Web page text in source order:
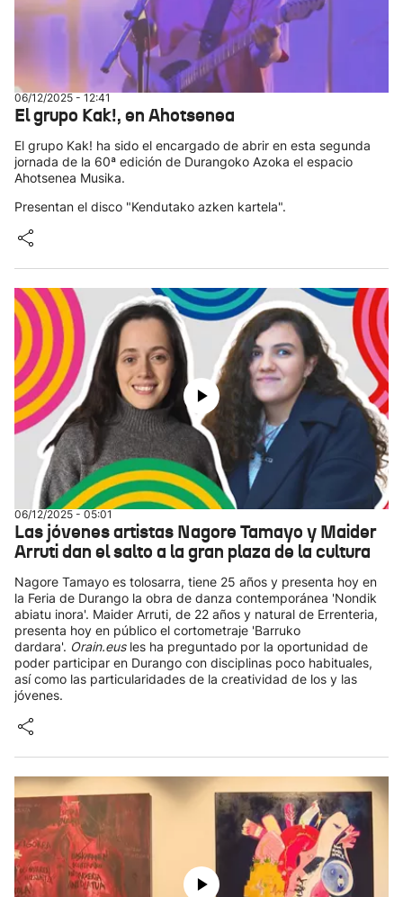
06/12/2025 - 12:41
El grupo Kak!, en Ahotsenea
El grupo Kak! ha sido el encargado de abrir en esta segunda
jornada de la 60ª edición de Durangoko Azoka el espacio
Ahotsenea Musika.
Presentan el disco "Kendutako azken kartela".
06/12/2025 - 05:01
Las jóvenes artistas Nagore Tamayo y Maider
Arruti dan el salto a la gran plaza de la cultura
Nagore Tamayo es tolosarra, tiene 25 años y presenta hoy en
la Feria de Durango la obra de danza contemporánea 'Nondik
abiatu inora'. Maider Arruti, de 22 años y natural de Errenteria,
presenta hoy en público el cortometraje 'Barruko
dardara'. Orain.eusles ha preguntado por la oportunidad de
poder participar en Durango con disciplinas poco habituales,
así como las particularidades de la creatividad de los y las
jóvenes.